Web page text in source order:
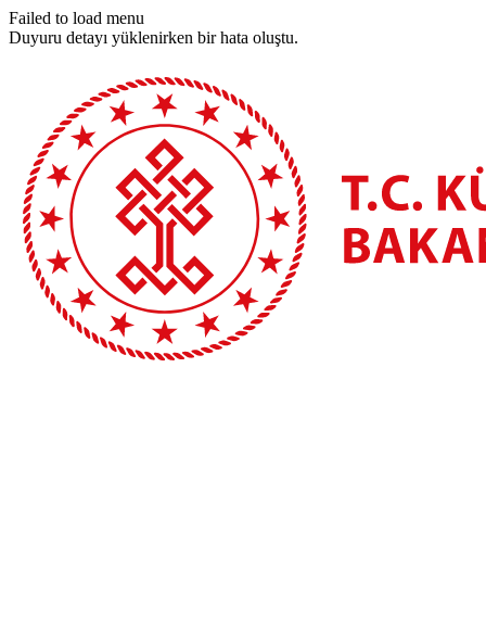
Failed to load menu
Duyuru detayı yüklenirken bir hata oluştu.